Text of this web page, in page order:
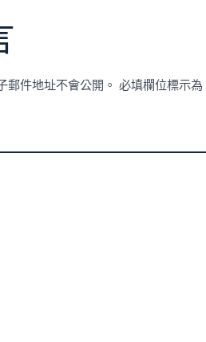
郵件地址不會公開。 必填欄位標示為